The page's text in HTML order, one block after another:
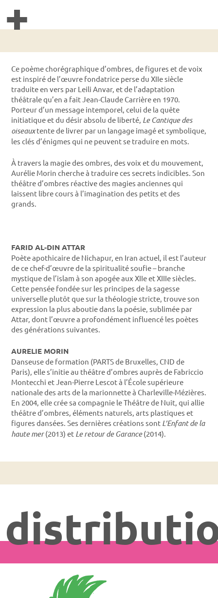
+
Ce poème chorégraphique d’ombres, de figures et de voix
est inspiré de l’œuvre fondatrice perse du XIIe siècle
traduite en vers par Leili Anvar, et de l’adaptation
théâtrale qu’en a fait Jean-Claude Carrière en 1970.
Porteur d’un message intemporel, celui de la quête
initiatique et du désir absolu de liberté, Le Cantique des
oiseauxtente de livrer par un langage imagé et symbolique,
les clés d’énigmes qui ne peuvent se traduire en mots.
À travers la magie des ombres, des voix et du mouvement,
Aurélie Morin cherche à traduire ces secrets indicibles. Son
théâtre d’ombres réactive des magies anciennes qui
laissent libre cours à l’imagination des petits et des
grands.
FARID AL-DIN ATTAR
Poète apothicaire de Nichapur, en Iran actuel, il est l’auteur
de ce chef-d’œuvre de la spiritualité soufie – branche
mystique de l’islam à son apogée aux XIIe et XIIIe siècles.
Cette pensée fondée sur les principes de la sagesse
universelle plutôt que sur la théologie stricte, trouve son
expression la plus aboutie dans la poésie, sublimée par
Attar, dont l’œuvre a profondément influencé les poètes
des générations suivantes.
AURELIE MORIN
Danseuse de formation (PARTS de Bruxelles, CND de
Paris), elle s’initie au théâtre d’ombres auprès de Fabriccio
Montecchi et Jean-Pierre Lescot à l’École supérieure
nationale des arts de la marionnette à Charleville-Mézières.
En 2004, elle crée sa compagnie le Théâtre de Nuit, qui allie
théâtre d’ombres, éléments naturels, arts plastiques et
figures dansées. Ses dernières créations sont L’Enfant de la
haute mer(2013) et Le retour de Garance(2014).